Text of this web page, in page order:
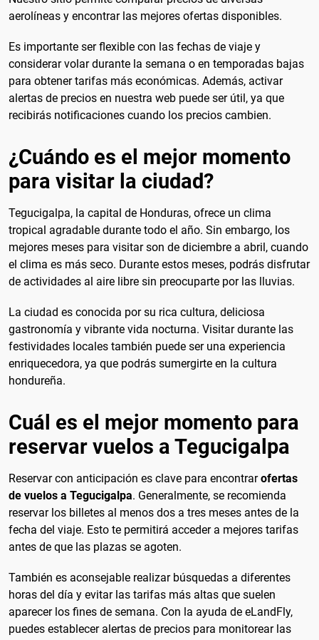
aerolíneas y encontrar las mejores ofertas disponibles.
Es importante ser flexible con las fechas de viaje y
considerar volar durante la semana o en temporadas bajas
para obtener tarifas más económicas. Además, activar
alertas de precios en nuestra web puede ser útil, ya que
recibirás notificaciones cuando los precios cambien.
¿Cuándo es el mejor momento
para visitar la ciudad?
Tegucigalpa, la capital de Honduras, ofrece un clima
tropical agradable durante todo el año. Sin embargo, los
mejores meses para visitar son de diciembre a abril, cuando
el clima es más seco. Durante estos meses, podrás disfrutar
de actividades al aire libre sin preocuparte por las lluvias.
La ciudad es conocida por su rica cultura, deliciosa
gastronomía y vibrante vida nocturna. Visitar durante las
festividades locales también puede ser una experiencia
enriquecedora, ya que podrás sumergirte en la cultura
hondureña.
Cuál es el mejor momento para
reservar vuelos a Tegucigalpa
Reservar con anticipación es clave para encontrarofertas
de vuelos a Tegucigalpa. Generalmente, se recomienda
reservar los billetes al menos dos a tres meses antes de la
fecha del viaje. Esto te permitirá acceder a mejores tarifas
antes de que las plazas se agoten.
También es aconsejable realizar búsquedas a diferentes
horas del día y evitar las tarifas más altas que suelen
aparecer los fines de semana. Con la ayuda de eLandFly,
puedes establecer alertas de precios para monitorear las